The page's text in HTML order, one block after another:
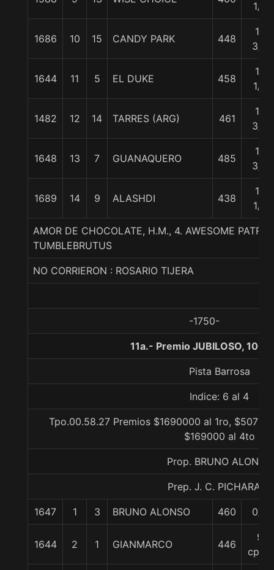
1/2
1686 10 15 CANDY PARK 448
13
3/4
1644 11 5 EL DUKE 458
16
1/2
1482 12 14 TARRES (ARG) 461
16
3/4
1648 13 7 GUANAQUERO 485
17
3/4
1689 14 9 ALASHDI 438
19
1/2
AMOR DE CHOCOLATE, H.M., 4. AWESOME
TUMBLEBRUTUS
NO CORRIERON : ROSARIO TIJERA
-1750-
11a.- Premio JUBILOSO,
Pista Barrosa
Indice: 6 al 4
Tpo.00.58.27 Premios $1690000 al 1ro,
$169000 al 4to
Prop. BRUNO ALONSO
Prep. J. C. PICHARA J.
1647 1 3 BRUNO ALONSO 460 0/0
1644 2 1 GIANMARCO 446
9
cpos.